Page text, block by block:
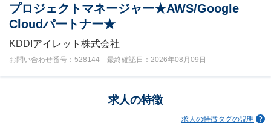
プロジェクトマネージャー★AWS/Google
Cloudパートナー★
KDDIアイレット株式会社
お問い合わせ番号：528144 最終確認日：2026年08月09日
求人の特徴
求人の特徴タグの説明